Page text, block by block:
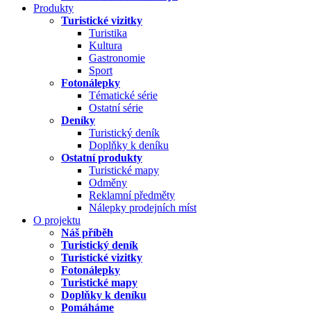
Produkty
Turistické vizitky
Turistika
Kultura
Gastronomie
Sport
Fotonálepky
Tématické série
Ostatní série
Deníky
Turistický deník
Doplňky k deníku
Ostatní produkty
Turistické mapy
Odměny
Reklamní předměty
Nálepky prodejních míst
O projektu
Náš příběh
Turistický deník
Turistické vizitky
Fotonálepky
Turistické mapy
Doplňky k deníku
Pomáháme